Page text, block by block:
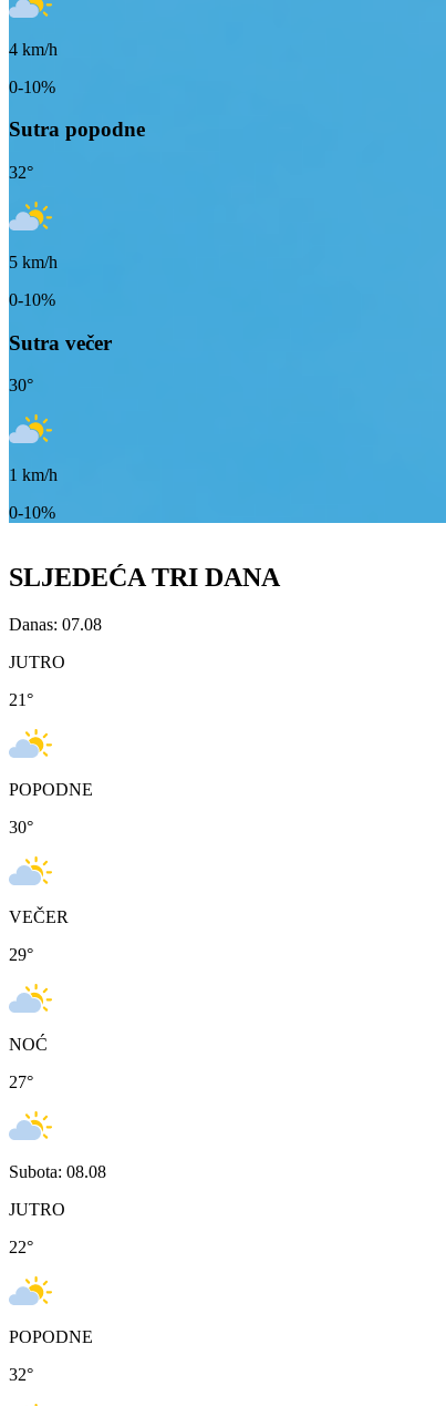
4 km/h
0-10%
Sutra popodne
32°
5 km/h
0-10%
Sutra večer
30°
1 km/h
0-10%
SLJEDEĆA TRI DANA
Danas: 07.08
JUTRO
21°
POPODNE
30°
VEČER
29°
NOĆ
27°
Subota: 08.08
JUTRO
22°
POPODNE
32°